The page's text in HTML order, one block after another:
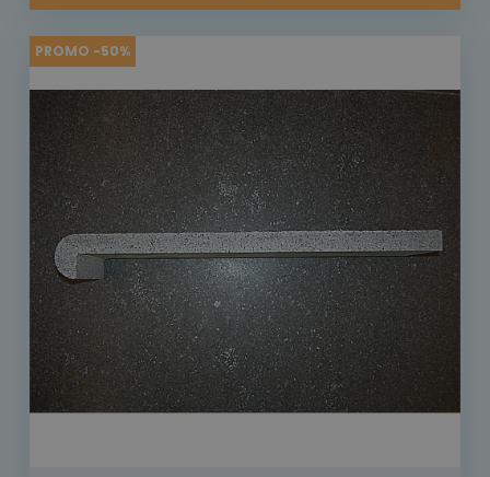
PROMO -50%